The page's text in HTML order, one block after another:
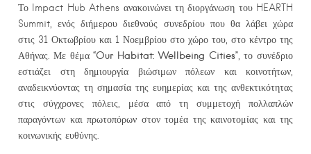
Το Impact Hub Athens ανακοινώνει τη διοργάνωση του HEARTH
Summit, ενός διήμερου διεθνούς συνεδρίου που θα λάβει χώρα
στις 31 Οκτωβρίου και 1 Νοεμβρίου στο χώρο του, στο κέντρο της
Αθήνας. Με θέμα“Our Habitat:Wellbeing Cities”, το συνέδριο
εστιάζει στη δημιουργία βιώσιμων πόλεων και κοινοτήτων,
αναδεικνύοντας τη σημασία της ευημερίας και της ανθεκτικότητας
στις σύγχρονες πόλεις, μέσα από τη συμμετοχή πολλαπλών
παραγόντων και πρωτοπόρων στον τομέα της καινοτομίας και της
κοινωνικής ευθύνης.